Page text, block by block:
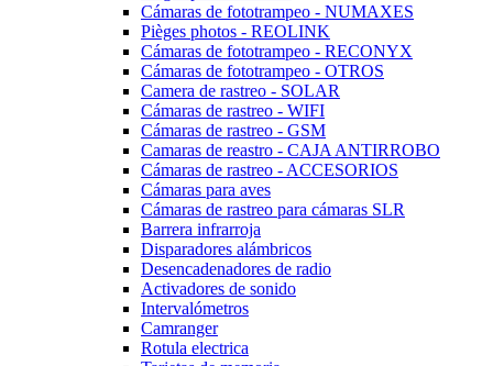
Cámaras de fototrampeo - NUMAXES
Pièges photos - REOLINK
Cámaras de fototrampeo - RECONYX
Cámaras de fototrampeo - OTROS
Camera de rastreo - SOLAR
Cámaras de rastreo - WIFI
Cámaras de rastreo - GSM
Camaras de reastro - CAJA ANTIRROBO
Cámaras de rastreo - ACCESORIOS
Cámaras para aves
Cámaras de rastreo para cámaras SLR
Barrera infrarroja
Disparadores alámbricos
Desencadenadores de radio
Activadores de sonido
Intervalómetros
Camranger
Rotula electrica